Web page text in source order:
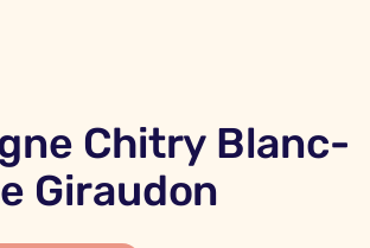
Chitry Blanc-
Giraudon